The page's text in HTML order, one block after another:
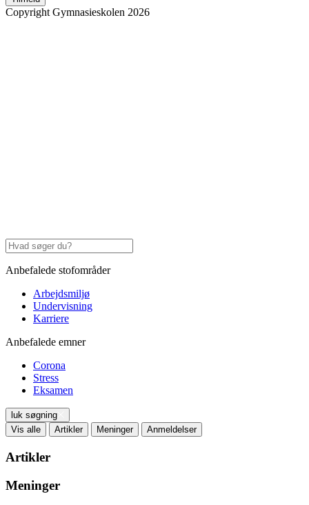
Copyright Gymnasieskolen 2026
Anbefalede stofområder
Arbejdsmiljø
Undervisning
Karriere
Anbefalede emner
Corona
Stress
Eksamen
luk søgning
Vis alle
Artikler Meninger Anmeldelser
Artikler
Meninger